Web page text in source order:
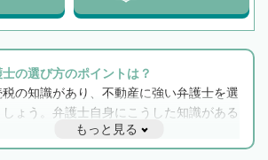
の選び方のポイントは？
税の知識があり、不動産に強い弁護士を選
しょう。弁護士自身にこうした知識がある
士業との連携もスムーズに進み、トラブル
のみならず相続をトータルで任せることが
もっと見る